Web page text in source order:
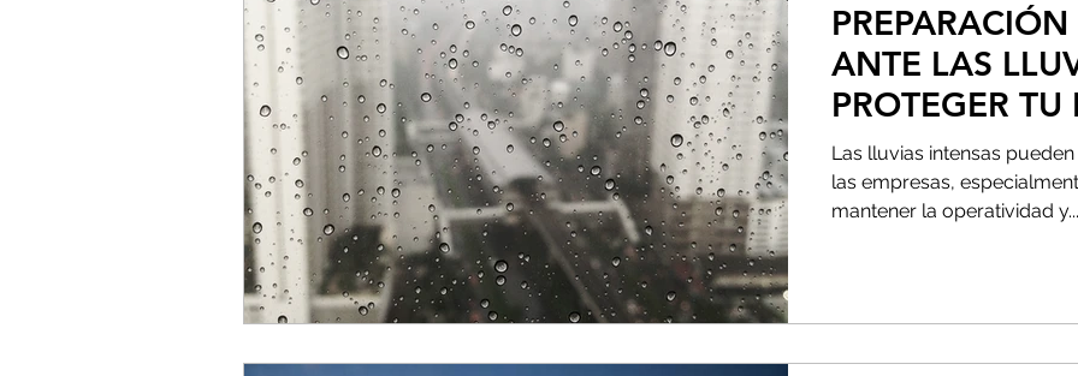
ANTE LAS
PROTEGER TU
GARANTIZAR
Las lluvias intensas
las empresas,
mantener la operatividad y...